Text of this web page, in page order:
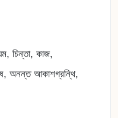
চিন্তা, কাজ,
অনন্ত আকাশগ্রন্থি,